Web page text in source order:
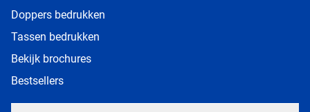
Doppers bedrukken
Tassen bedrukken
Bekijk brochures
Bestsellers